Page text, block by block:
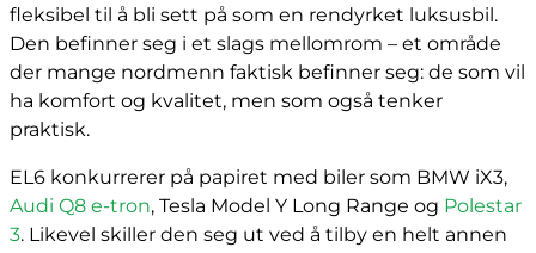
fleksibel til å bli sett på som en rendyrket luksusbil.
Den befinner seg i et slags mellomrom – et område
der mange nordmenn faktisk befinner seg: de som vil
ha komfort og kvalitet, men som også tenker
praktisk.
EL6 konkurrerer på papiret med biler som BMW iX3,
Audi Q8 e-tron, Tesla Model Y Long Range og Polestar
3. Likevel skiller den seg ut ved å tilby en helt annen